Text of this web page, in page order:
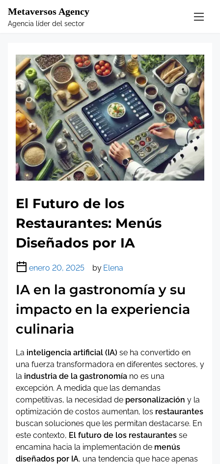
Metaversos Agency
Agencia líder del sector
El Futuro de los
Restaurantes: Menús
Diseñados por IA
enero 20, 2025 by Elena
IA en la gastronomía y su
impacto en la experiencia
culinaria
La inteligencia artificial (IA) se ha convertido en
una fuerza transformadora en diferentes sectores, y
la industria de la gastronomía no es una
excepción. A medida que las demandas
competitivas, la necesidad de personalización y la
optimización de costos aumentan, los restaurantes
buscan soluciones que les permitan destacarse. En
este contexto, El futuro de los restaurantes se
encamina hacia la implementación de menús
diseñados por IA, una tendencia que hace apenas